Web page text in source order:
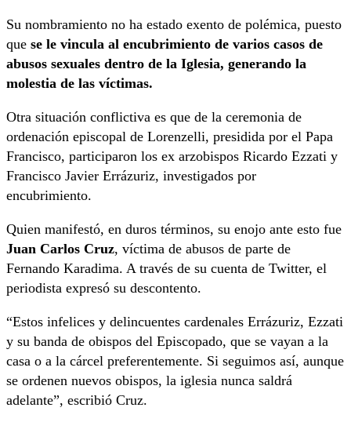
Su nombramiento no ha estado exento de polémica, puesto
que se le vincula al encubrimiento de varios casos de
abusos sexuales dentro de la Iglesia, generando la
molestia de las víctimas.
Otra situación conflictiva es que de la ceremonia de
ordenación episcopal de Lorenzelli, presidida por el Papa
Francisco, participaron los ex arzobispos Ricardo Ezzati y
Francisco Javier Errázuriz, investigados por
encubrimiento.
Quien manifestó, en duros términos, su enojo ante esto fue
Juan Carlos Cruz, víctima de abusos de parte de
Fernando Karadima. A través de su cuenta de Twitter, el
periodista expresó su descontento.
“Estos infelices y delincuentes cardenales Errázuriz, Ezzati
y su banda de obispos del Episcopado, que se vayan a la
casa o a la cárcel preferentemente. Si seguimos así, aunque
se ordenen nuevos obispos, la iglesia nunca saldrá
adelante”, escribió Cruz.